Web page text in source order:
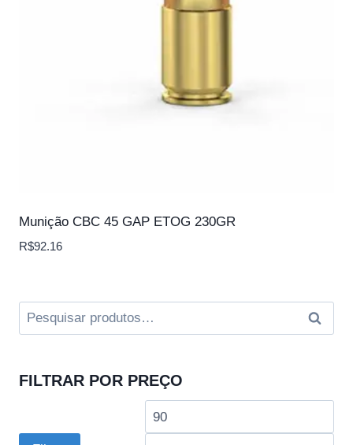
Munição CBC 45 GAP ETOG 230GR
R$92.16
Pesquisar
por:
FILTRAR POR PREÇO
Preço